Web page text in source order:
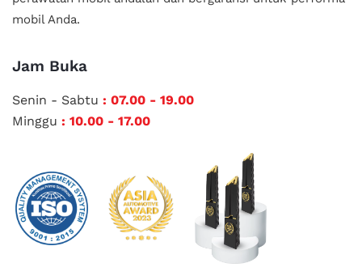
mobil Anda.
Jam Buka
Senin - Sabtu : 07.00 - 19.00
Minggu : 10.00 - 17.00